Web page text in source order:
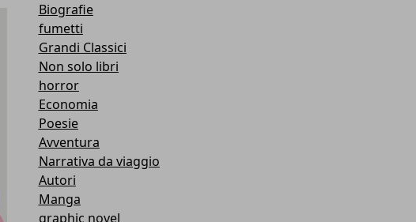
Biografie
fumetti
Grandi Classici
Non solo libri
horror
Economia
Poesie
Avventura
Narrativa da viaggio
Autori
Manga
graphic novel